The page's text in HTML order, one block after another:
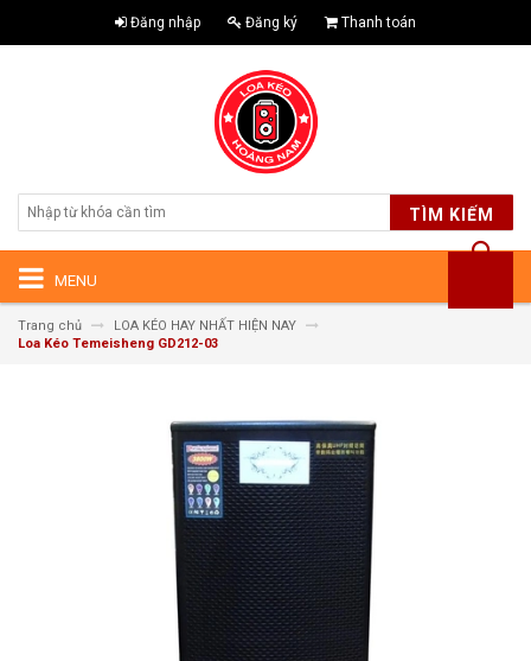
Đăng nhập Đăng ký Thanh toán
TÌM KIẾM
MENU
Trang chủ
LOA KÉO HAY NHẤT HIỆN NAY
Loa Kéo Temeisheng GD212-03